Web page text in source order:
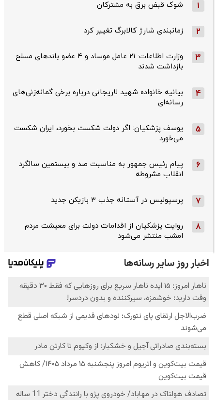
1 شوک قبض برق به مشترکان
2 زمانبندی شارژ کالابرگ تغییر کرد
3
وزارت اطلاعات: ۲۱ عامل موساد و ۴ عضو باندهای مسلح
بازداشت شدند
4
بیانیه خانواده شهید لاریجانی درباره برخی گمانه‌زنی‌های
رسانه‌ای
5
یوسف پزشکیان: اگر دولت شکست بخورد، ایران شکست
می‌خورد
6
پیام رئیس جمهور به مناسبت صد و بیستمین سالگرد
انقلاب مشروطه
7 پرسپولیس در آستانه جذب ۳ بازیکن جدید
8
روایت پزشکیان از اقدامات دولت برای معیشت مردم
امشب منتشر می‌شود